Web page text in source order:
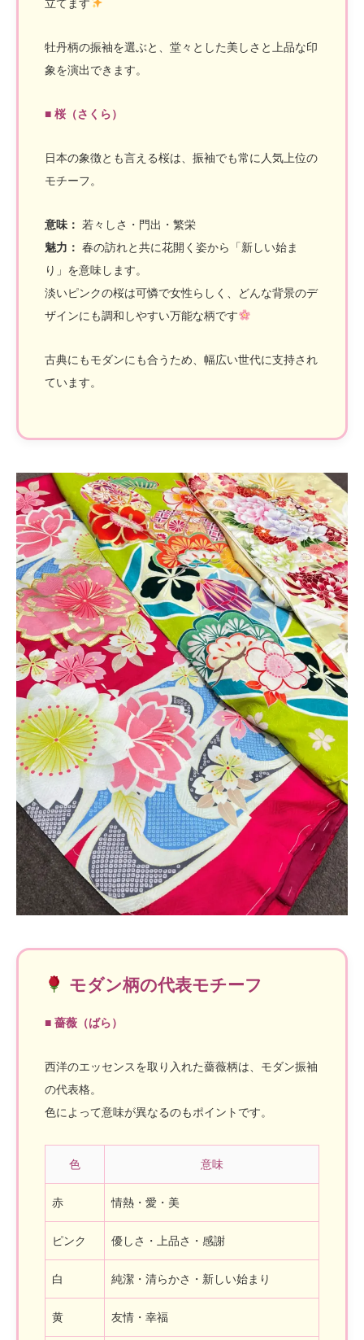
立てます
牡丹柄の振袖を選ぶと、堂々とした美しさと上品な印
象を演出できます。
■ 桜（さくら）
日本の象徴とも言える桜は、振袖でも常に人気上位の
モチーフ。
意味： 若々しさ・門出・繁栄
魅力： 春の訪れと共に花開く姿から「新しい始ま
り」を意味します。
淡いピンクの桜は可憐で女性らしく、どんな背景のデ
ザインにも調和しやすい万能な柄です
古典にもモダンにも合うため、幅広い世代に支持され
ています。
モダン柄の代表モチーフ
■ 薔薇（ばら）
西洋のエッセンスを取り入れた薔薇柄は、モダン振袖
の代表格。
色によって意味が異なるのもポイントです。
色 意味
赤 情熱・愛・美
ピンク 優しさ・上品さ・感謝
白 純潔・清らかさ・新しい始まり
黄 友情・幸福